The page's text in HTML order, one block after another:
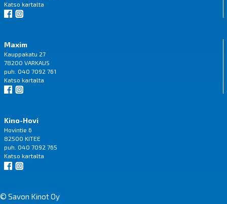
Katso kartalta
Maxim
Kauppakatu 27
78200 VARKAUS
puh. 040 7092 761
Katso kartalta
Kino-Hovi
Hovintie 6
82500 KITEE
puh. 040 7092 765
Katso kartalta
© Savon Kinot Oy